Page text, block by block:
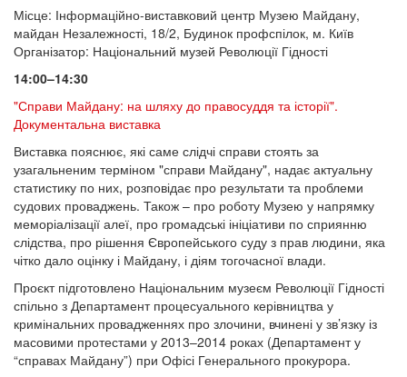
Місце: Інформаційно-виставковий центр Музею Майдану,
майдан Незалежності, 18/2, Будинок профспілок, м. Київ
Організатор: Національний музей Революції Гідності
14:00–14:30
"Справи Майдану: на шляху до правосуддя та історії".
Документальна виставка
Виставка пояснює, які саме слідчі справи стоять за
узагальненим терміном "справи Майдану", надає актуальну
статистику по них, розповідає про результати та проблеми
судових проваджень. Також – про роботу Музею у напрямку
меморіалізації алеї, про громадські ініціативи по сприянню
слідства, про рішення Європейського суду з прав людини, яка
чітко дало оцінку і Майдану, і діям тогочасної влади.
Проєкт підготовлено Національним музеєм Революції Гідності
спільно з Департамент процесуального керівництва у
кримінальних провадженнях про злочини, вчинені у зв’язку із
масовими протестами у 2013–2014 роках (Департамент у
“справах Майдану”) при Офісі Генерального прокурора.